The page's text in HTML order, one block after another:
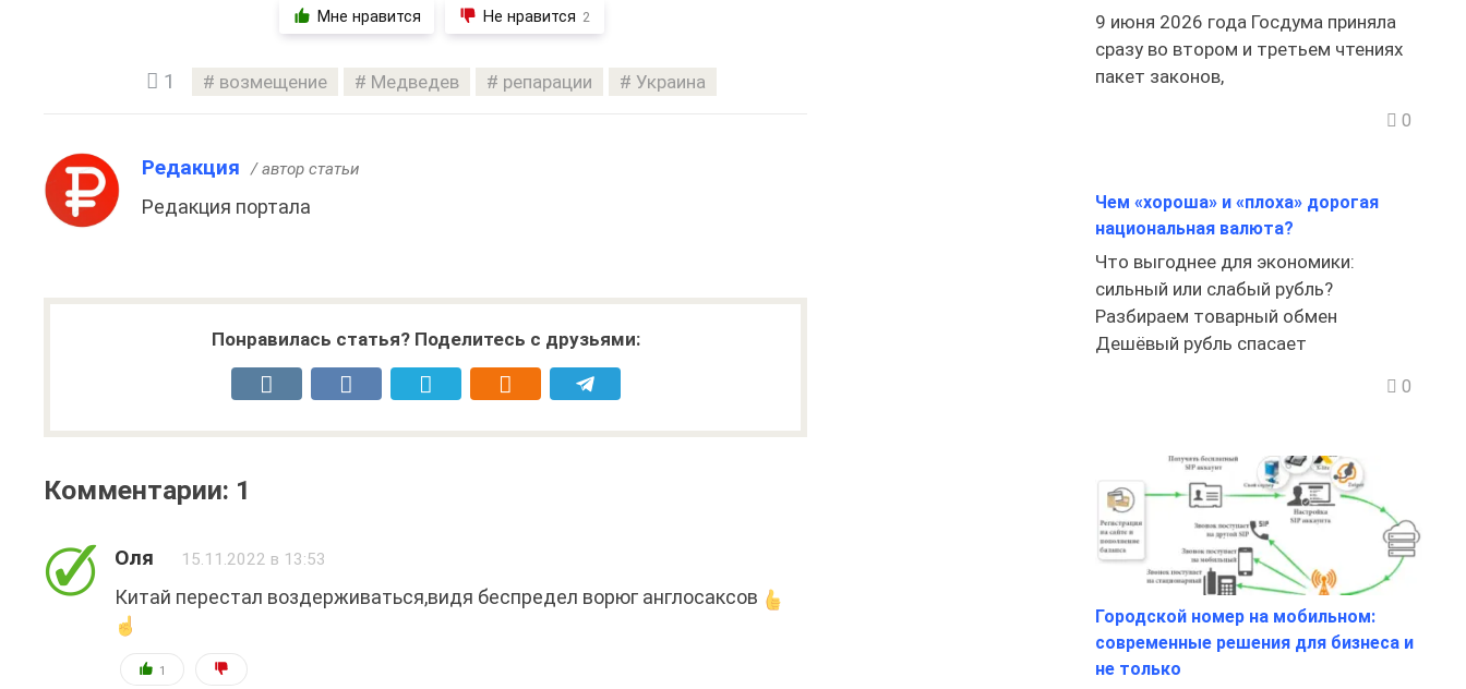
Мне нравится Не нравится 2
1 возмещение Медведев репарации Украина
Редакция / автор статьи
Редакция портала
Понравилась статья? Поделитесь с друзьями:
Комментарии: 1
Оля 15.11.2022 в 13:53
Китай перестал воздерживаться,видя беспредел ворюг англосаксов
1
9 июня 2026 года Госдума приняла
сразу во втором и третьем чтениях
пакет законов,
0
Чем «хороша» и «плоха» дорогая
национальная валюта?
Что выгоднее для экономики:
сильный или слабый рубль?
Разбираем товарный обмен
Дешёвый рубль спасает
0
Городской номер на мобильном:
современные решения для бизнеса и
не только